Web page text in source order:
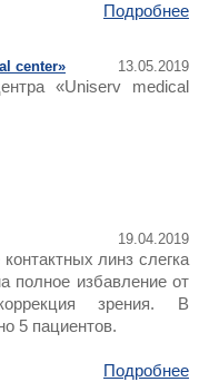
Подробнее
13.05.2019
center»
«Uniserv medical
19.04.2019
линз слегка
полное избавление от
зрения. В
5 пациентов.
Подробнее